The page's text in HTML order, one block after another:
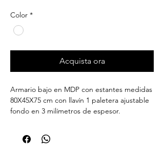
Color *
Acquista ora
Armario bajo en MDP con estantes medidas
80X45X75 cm con llavín 1 paletera ajustable
fondo en 3 milímetros de espesor.